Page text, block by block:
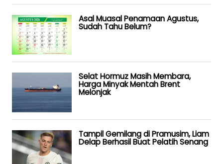
Asal Muasal Penamaan Agustus,
Sudah Tahu Belum?
Selat Hormuz Masih Membara,
Harga Minyak Mentah Brent
Melonjak
Tampil Gemilang di Pramusim, Liam
Delap Berhasil Buat Pelatih Senang